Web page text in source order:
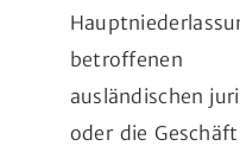
betroffenen
ausländischen
oder die